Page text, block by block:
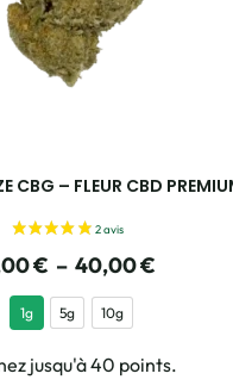
CBG – FLEUR CBD
€ – 40,00€
1g 5g 10g
jusqu'à 40 points.